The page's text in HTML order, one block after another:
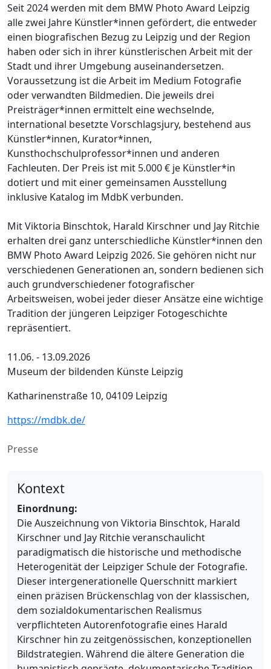
Seit 2024 werden mit dem BMW Photo Award Leipzig
alle zwei Jahre Künstler*innen gefördert, die entweder
einen biografischen Bezug zu Leipzig und der Region
haben oder sich in ihrer künstlerischen Arbeit mit der
Stadt und ihrer Umgebung auseinandersetzen.
Voraussetzung ist die Arbeit im Medium Fotografie
oder verwandten Bildmedien. Die jeweils drei
Preisträger*innen ermittelt eine wechselnde,
international besetzte Vorschlagsjury, bestehend aus
Künstler*innen, Kurator*innen,
Kunsthochschulprofessor*innen und anderen
Fachleuten. Der Preis ist mit 5.000 € je Künstler*in
dotiert und mit einer gemeinsamen Ausstellung
inklusive Katalog im MdbK verbunden.
Mit Viktoria Binschtok, Harald Kirschner und Jay Ritchie
erhalten drei ganz unterschiedliche Künstler*innen den
BMW Photo Award Leipzig 2026. Sie gehören nicht nur
verschiedenen Generationen an, sondern bedienen sich
auch grundverschiedener fotografischer
Arbeitsweisen, wobei jeder dieser Ansätze eine wichtige
Tradition der jüngeren Leipziger Fotogeschichte
repräsentiert.
11.06. - 13.09.2026
Museum der bildenden Künste Leipzig
Katharinenstraße 10, 04109 Leipzig
https://mdbk.de/
Presse
Kontext
Einordnung:
Die Auszeichnung von Viktoria Binschtok, Harald
Kirschner und Jay Ritchie veranschaulicht
paradigmatisch die historische und methodische
Heterogenität der Leipziger Schule der Fotografie.
Dieser intergenerationelle Querschnitt markiert
einen präzisen Brückenschlag von der klassischen,
dem sozialdokumentarischen Realismus
verpflichteten Autorenfotografie eines Harald
Kirschner hin zu zeitgenössischen, konzeptionellen
Bildstrategien. Während die ältere Generation die